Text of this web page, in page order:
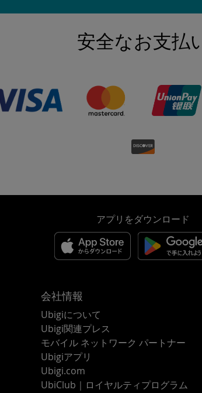
安全なお支払
アプリをダウンロード
会社情報
Ubigiについて
Ubigi関連プレス
モバイル ネットワーク パートナー
Ubigiアプリ
Ubigi.com
UbiClub｜ロイヤルティプログラム